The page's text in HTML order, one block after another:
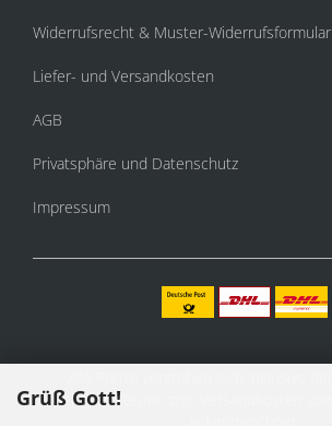
Grüß Gott!
Widerrufsrecht & Muster-Widerrufsformular
Liefer- und Versandkosten
AGB
Privatsphäre und Datenschutz
Impressum
Mehrwertsteuer, zzgl.